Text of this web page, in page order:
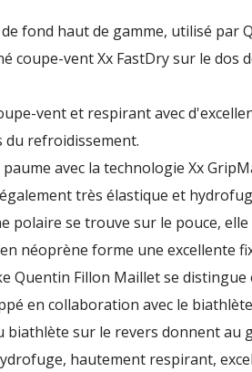
fond haut de gamme, utilisé par
coupe-vent Xx FastDry sur le
vent et respirant avec
du refroidissement.
paume avec la technologie Xx
très élastique et
polaire se trouve sur le pouce,
néoprène forme une excellente
Quentin Fillon Maillet se
en collaboration avec le
biathlète sur le revers donnent au
hautement respirant,